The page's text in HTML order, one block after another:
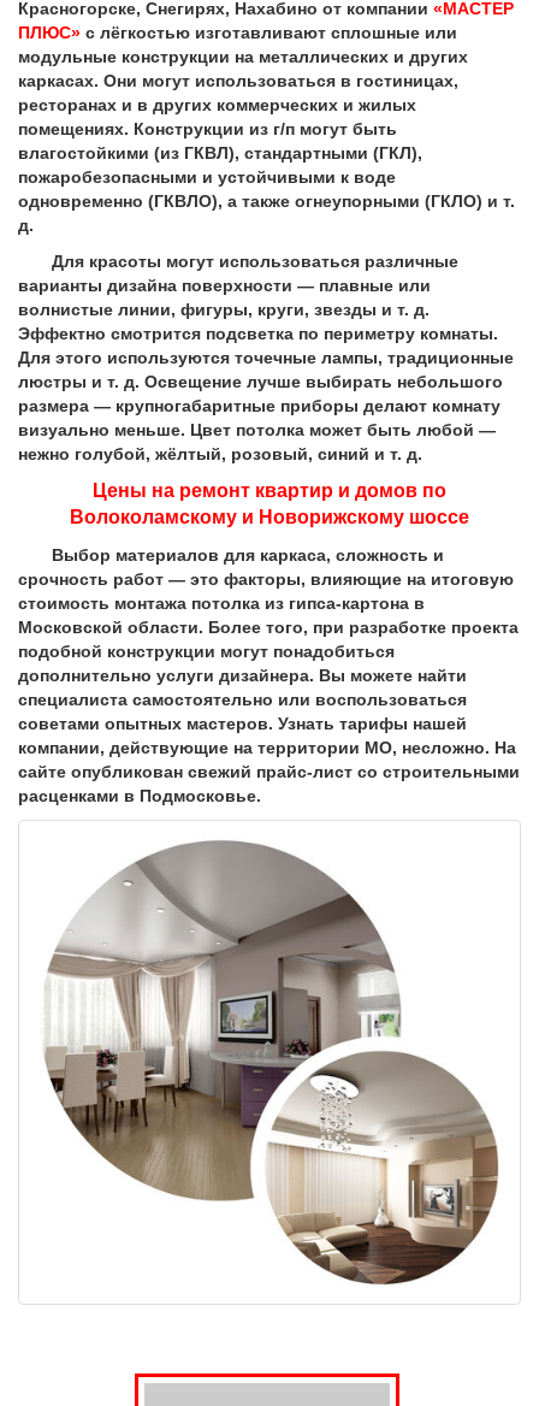
Красногорске, Снегирях, Нахабино от компании «МАСТЕР
ПЛЮС» с лёгкостью изготавливают сплошные или
модульные конструкции на металлических и других
каркасах. Они могут использоваться в гостиницах,
ресторанах и в других коммерческих и жилых
помещениях. Конструкции из г/п могут быть
влагостойкими (из ГКВЛ), стандартными (ГКЛ),
пожаробезопасными и устойчивыми к воде
одновременно (ГКВЛО), а также огнеупорными (ГКЛО) и т.
д.
Для красоты могут использоваться различные
варианты дизайна поверхности — плавные или
волнистые линии, фигуры, круги, звезды и т. д.
Эффектно смотрится подсветка по периметру комнаты.
Для этого используются точечные лампы, традиционные
люстры и т. д. Освещение лучше выбирать небольшого
размера — крупногабаритные приборы делают комнату
визуально меньше. Цвет потолка может быть любой —
нежно голубой, жёлтый, розовый, синий и т. д.
Цены на ремонт квартир и домов по
Волоколамскому и Новорижскому шоссе
Выбор материалов для каркаса, сложность и
срочность работ — это факторы, влияющие на итоговую
стоимость монтажа потолка из гипса-картона в
Московской области. Более того, при разработке проекта
подобной конструкции могут понадобиться
дополнительно услуги дизайнера. Вы можете найти
специалиста самостоятельно или воспользоваться
советами опытных мастеров. Узнать тарифы нашей
компании, действующие на территории МО, несложно. На
сайте опубликован свежий прайс-лист со строительными
расценками в Подмосковье.